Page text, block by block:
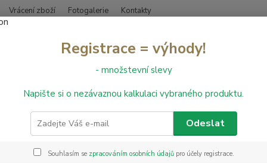
Vrácení zboží Fotogalerie Kontakty
Hledat
Dřevěné podlahy Dřevěná podlaha dýhová PARKY PRO Burley Oak
podlaha dýhová PARKY
Registrace = výhody!
- množstevní slevy
Napište si o nezávaznou kalkulaci vybraného produktu.
Odeslat
Souhlasím se zpracováním osobních údajůpro účely registrace.